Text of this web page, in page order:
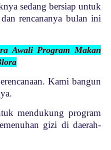
sedang bersiap untuk
rencananya bulan ini
Awali Program Makan
Kami bangun
mendukung program
gizi di daerah-